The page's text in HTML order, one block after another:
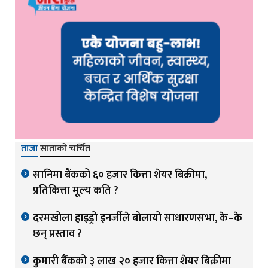
ताजासाताको चर्चित
सानिमा बैंकको ६० हजार कित्ता शेयर बिक्रीमा,
प्रतिकित्ता मूल्य कति ?
दरमखोला हाइड्रो इनर्जीले बोलायो साधारणसभा, के–के
छन् प्रस्ताव ?
कुमारी बैंकको ३ लाख २० हजार कित्ता शेयर बिक्रीमा